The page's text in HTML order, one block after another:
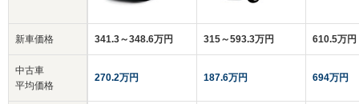
新車価格
中古車
平均価格
341.3～348.6万円
270.2万円
315～593.3万円
187.6万円
610.5万円
694万円